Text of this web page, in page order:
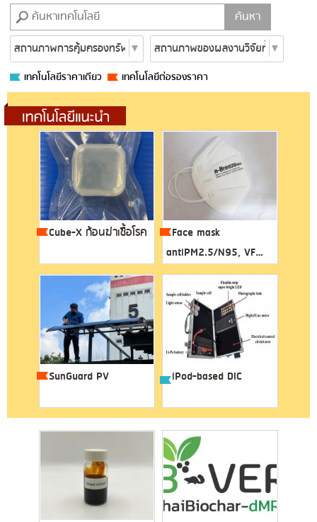
เทคโนโลยีราคาเดียว เทคโนโลยีต่อรองราคา
Cube-X ก้อนฆ่าเชื้อโรค
Face mask
antiPM2.5/N95, VFE,
BFE for sensiti...
SunGuard PV iPod-based DIC